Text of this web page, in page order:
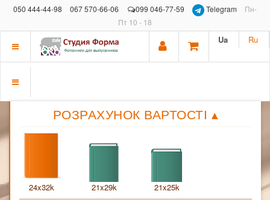
050 444-44-98 067 570-66-06 099 046-77-59 Telegram
Пн-
Пт 10 - 18
Показать
Ua Ru
Показать
РОЗРАХУНОК ВАРТОСТІ ▴
24x32k 21x29k 21x25k